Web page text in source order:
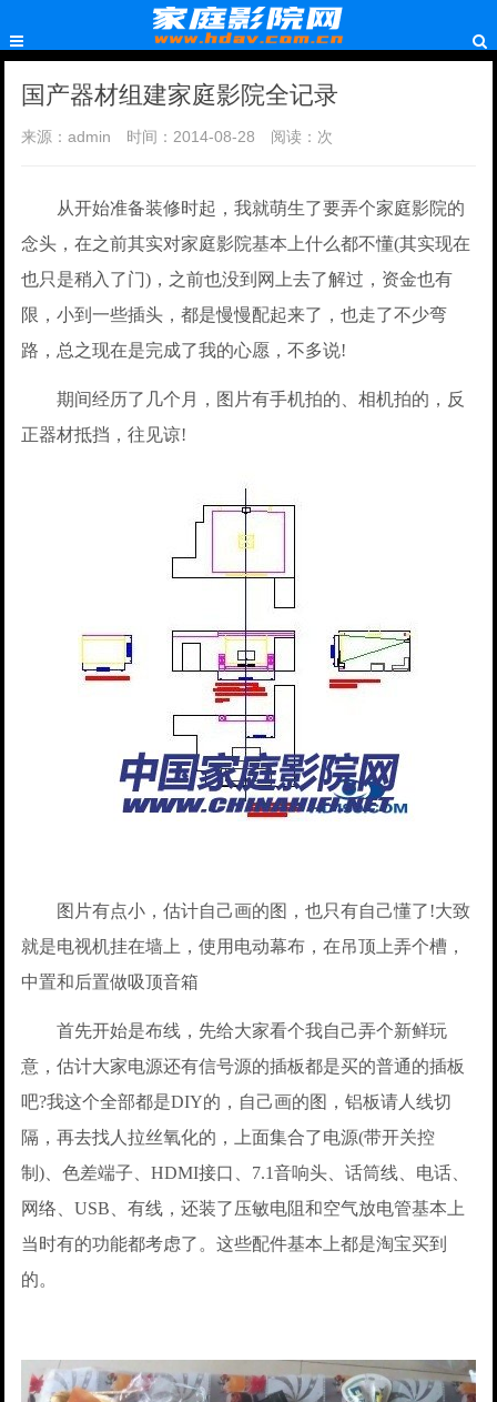
国产器材组建家庭影院全记录
来源：admin 时间：2014-08-28 阅读： 次
从开始准备装修时起，我就萌生了要弄个家庭影院的
念头，在之前其实对家庭影院基本上什么都不懂(其实现在
也只是稍入了门)，之前也没到网上去了解过，资金也有
限，小到一些插头，都是慢慢配起来了，也走了不少弯
路，总之现在是完成了我的心愿，不多说!
期间经历了几个月，图片有手机拍的、相机拍的，反
正器材抵挡，往见谅!
图片有点小，估计自己画的图，也只有自己懂了!大致
就是电视机挂在墙上，使用电动幕布，在吊顶上弄个槽，
中置和后置做吸顶音箱
首先开始是布线，先给大家看个我自己弄个新鲜玩
意，估计大家电源还有信号源的插板都是买的普通的插板
吧?我这个全部都是DIY的，自己画的图，铝板请人线切
隔，再去找人拉丝氧化的，上面集合了电源(带开关控
制)、色差端子、HDMI接口、7.1音响头、话筒线、电话、
网络、USB、有线，还装了压敏电阻和空气放电管基本上
当时有的功能都考虑了。这些配件基本上都是淘宝买到
的。